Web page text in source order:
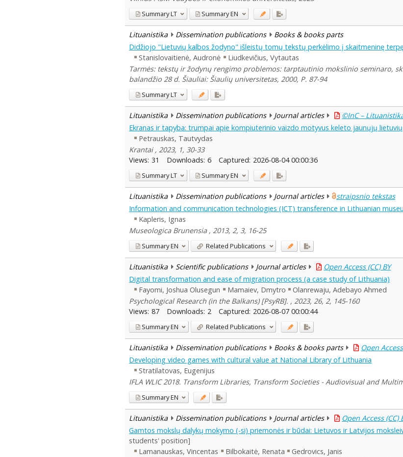
SummaryLT SummaryEN
Lituanistika Dissemination publications Books & books parts
Didžiojo "Lietuvių kalbos žodyno" išleistų tomų tekstų perkėlimo į skaitmeninę
Stanislovaitienė, Audronė
Liudkevičius, Vytautas
Tarmės: tekstų ir žodynų rengimo problemos: tarptautinio mokslinio seminaro,
balandžio 28 d. Šiauliai: Šiaulių universitetas, 2000, P. 87-94
SummaryLT
Lituanistika Dissemination publications Journal articles ©InC –
Ekranas ir tapyba: trumpai apie kompiuterinio vaizdo motyvus keleto jaunųjų
Petrauskas, Tautvydas
Krantai , 2023, 1, 30-33
Views: 31 Downloads: 6 Captured: 2026-08-04 00:00:36
SummaryLT SummaryEN
Lituanistika Dissemination publications Journal articles straipsnio tekstas
Information and communication technologies (ICT) transference in Lithuanian
Kapleris, Ignas
Museologica Brunensia , 2013, 2, 3, 16-25
SummaryEN Related Publications
Lituanistika Scientific publications Journal articles Open Access (CC) BY
Digital transformation and ease of migration process (a case study of Lithuania)
Fayomi, Joshua Olusegun
Mamaiev, Dmytro
Olanrewaju, Adebayo Ahmed
Psychological Research (in the Balkans) [PsyRB]. , 2023, 26, 2, 145-160
Views: 87 Downloads: 2 Captured: 2026-08-07 00:00:44
SummaryEN Related Publications
Lituanistika Dissemination publications Books & books parts Open
Developing video games with cultural value at National Library of Lithuania
Stratilatovas, Eugenijus
IFLA WLIC 2018. Transform Libraries, Transform Societies - Audiovisual and
SummaryEN
Lituanistika Dissemination publications Journal articles Open Access (CC)
Gamtos mokslų dalykų mokymo (-si) priemonės ir būdai: Lietuvos ir Latvijos
students' position]
Lamanauskas, Vincentas
Bilbokaitė, Renata
Gedrovics, Janis